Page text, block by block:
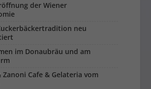
der Wiener
neu
im Donaubräu und am
Zanoni Cafe & Gelateria vom